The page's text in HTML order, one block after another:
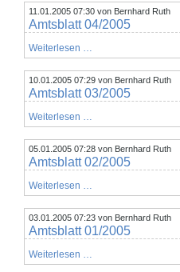
11.01.2005 07:30 von Bernhard Ruth
Amtsblatt 04/2005
Weiterlesen …
04/2005
10.01.2005 07:29 von Bernhard Ruth
Amtsblatt 03/2005
Weiterlesen …
03/2005
05.01.2005 07:28 von Bernhard Ruth
Amtsblatt 02/2005
Weiterlesen …
02/2005
03.01.2005 07:23 von Bernhard Ruth
Amtsblatt 01/2005
Weiterlesen …
01/2005